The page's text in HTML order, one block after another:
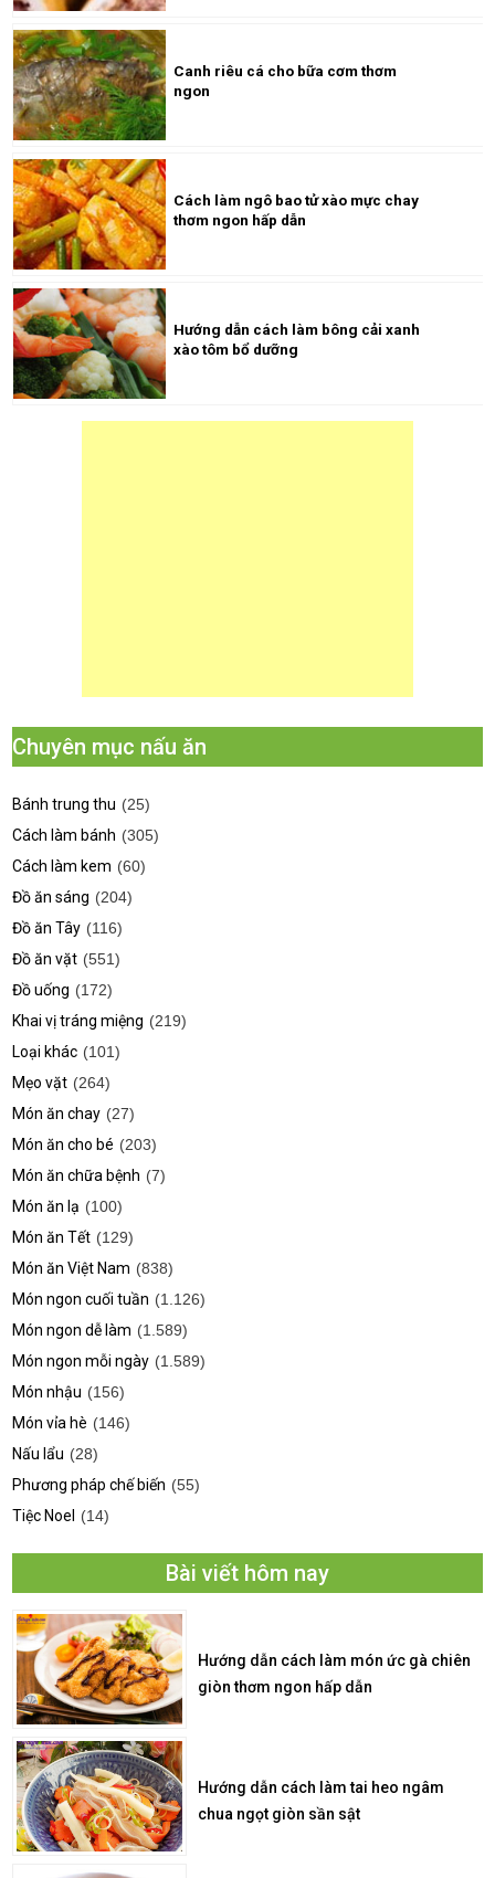
Canh riêu cá cho bữa cơm thơm
ngon
Cách làm ngô bao tử xào mực chay
thơm ngon hấp dẫn
Hướng dẫn cách làm bông cải xanh
xào tôm bổ dưỡng
Chuyên mục nấu ăn
Bánh trung thu (25)
Cách làm bánh (305)
Cách làm kem (60)
Đồ ăn sáng (204)
Đồ ăn Tây (116)
Đồ ăn vặt (551)
Đồ uống (172)
Khai vị tráng miệng (219)
Loại khác (101)
Mẹo vặt (264)
Món ăn chay (27)
Món ăn cho bé (203)
Món ăn chữa bệnh (7)
Món ăn lạ (100)
Món ăn Tết (129)
Món ăn Việt Nam (838)
Món ngon cuối tuần (1.126)
Món ngon dễ làm (1.589)
Món ngon mỗi ngày (1.589)
Món nhậu (156)
Món vỉa hè (146)
Nấu lẩu (28)
Phương pháp chế biến (55)
Tiệc Noel
(14)
Bài viết hôm nay
Hướng dẫn cách làm món ức gà chiên
giòn thơm ngon hấp dẫn
Hướng dẫn cách làm tai heo ngâm
chua ngọt giòn sần sật